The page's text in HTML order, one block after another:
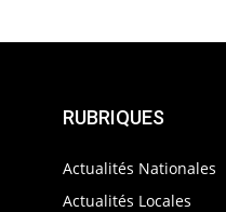
RUBRIQUES
Actualités Nationales
Actualités Locales